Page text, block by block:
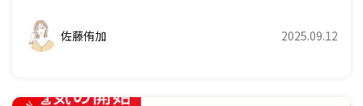
佐藤侑加 2025.09.12